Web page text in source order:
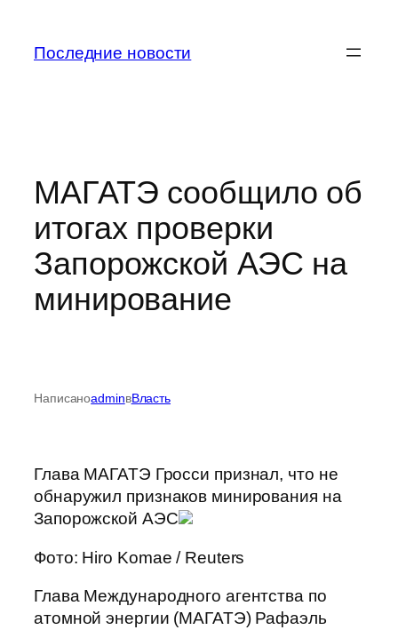
содержимому
Последние новости
МАГАТЭ сообщило об
итогах проверки
Запорожской АЭС на
минирование
НаписаноadminвВласть
Глава МАГАТЭ Гросси признал, что не
обнаружил признаков минирования на
Запорожской АЭС
Фото: Hiro Komae / Reuters
Глава Международного агентства по
атомной энергии (МАГАТЭ) Рафаэль